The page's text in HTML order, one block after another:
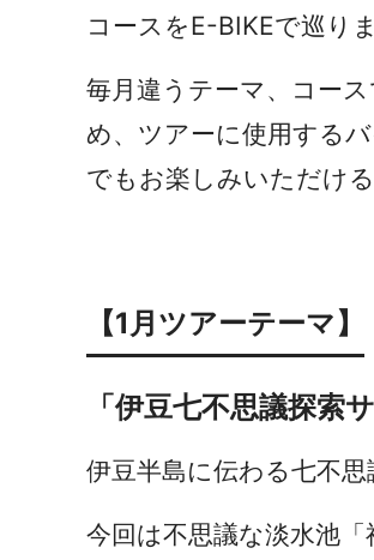
コースをE-BIKEで巡りま
毎月違うテーマ、コー
め、ツアーに使用する
でもお楽しみいただけ
【1月ツアーテーマ】
「伊豆七不思議探索
伊豆半島に伝わる
今回は不思議な淡水池